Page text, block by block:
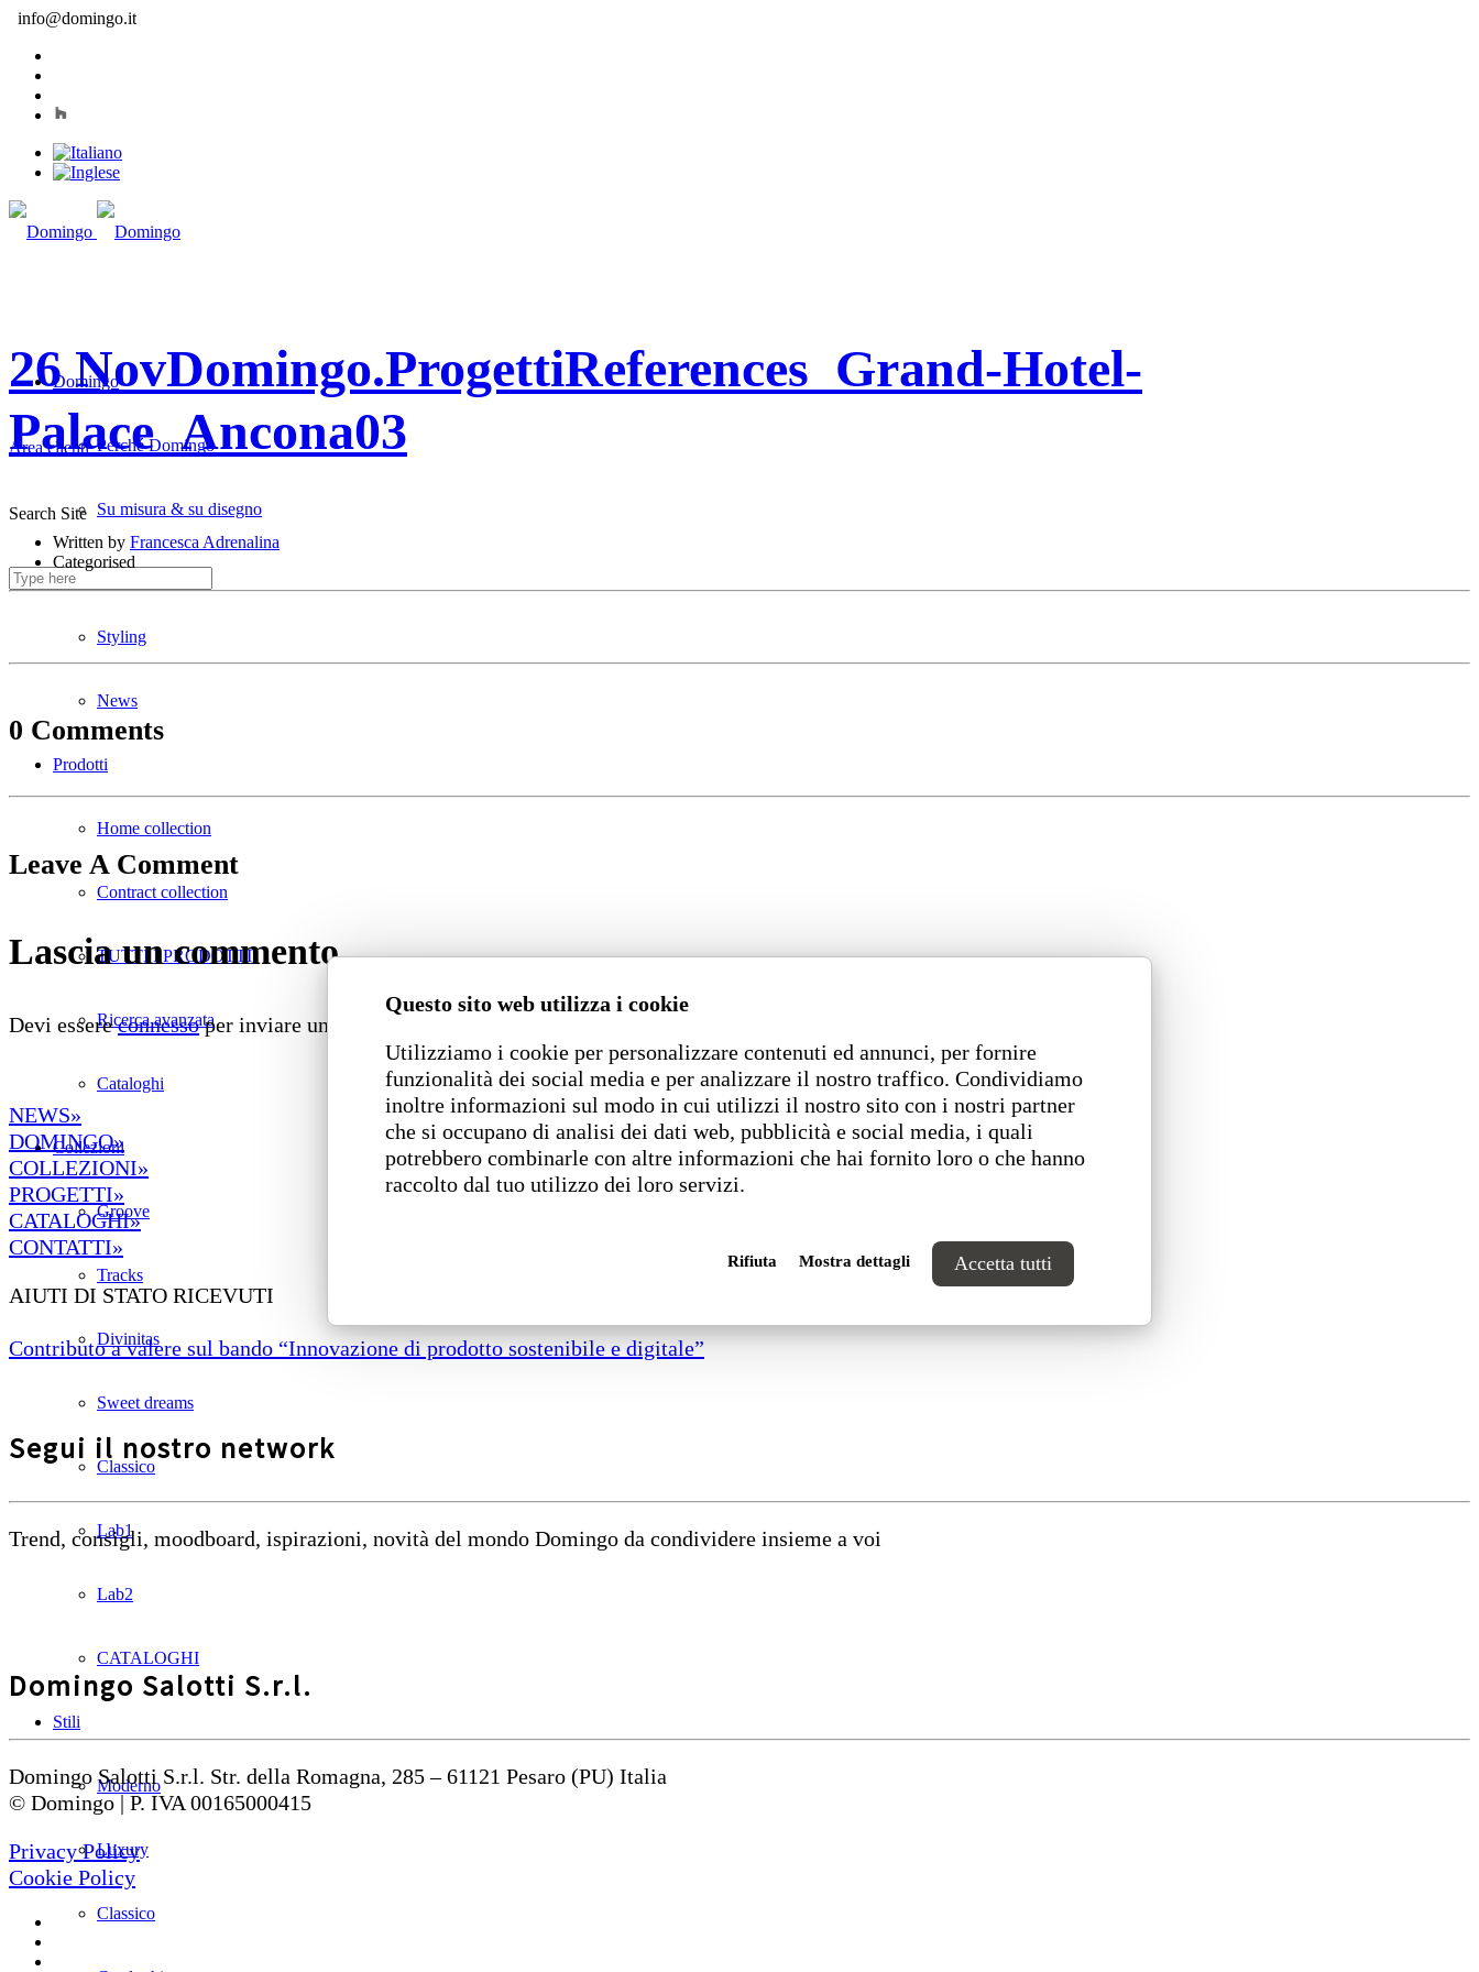
Questo sito web utilizza i cookie
Utilizziamo i cookie per personalizzare contenuti ed annunci, per fornire
funzionalità dei social media e per analizzare il nostro traffico. Condividiamo
inoltre informazioni sul modo in cui utilizzi il nostro sito con i nostri partner
che si occupano di analisi dei dati web, pubblicità e social media, i quali
potrebbero combinarle con altre informazioni che hai fornito loro o che hanno
raccolto dal tuo utilizzo dei loro servizi.
Rifiuta Mostra dettagli Accetta tutti
info@domingo.it
Domingo
Perché Domingo
Su misura & su disegno
Divani ignifughi
Styling
News
Prodotti
Home collection
Contract collection
TUTTI I PRODOTTI
Ricerca avanzata
Cataloghi
Collezioni
Groove
Tracks
Divinitas
Sweet dreams
Classico
Lab1
Lab2
CATALOGHI
Stili
Moderno
Luxury
Classico
Area clienti
Search Site
26 NovDomingo.ProgettiReferences_Grand-Hotel-
Palace_Ancona03
Written by Francesca Adrenalina
Categorised
0 Comments
Leave A Comment
Lascia un commento
Devi essereconnessoper inviare un commento.
NEWS»
DOMINGO»
COLLEZIONI»
PROGETTI»
CATALOGHI»
CONTATTI»
AIUTI DI STATO RICEVUTI
Contributo a valere sul bando “Innovazione di prodotto sostenibile e digitale”
Segui il nostro network
Trend, consigli, moodboard, ispirazioni, novità del mondo Domingo da condividere insieme a voi
Domingo Salotti S.r.l.
Domingo Salotti S.r.l. Str. della Romagna, 285 – 61121 Pesaro (PU) Italia
© Domingo | P. IVA 00165000415
Privacy Policy
Cookie Policy